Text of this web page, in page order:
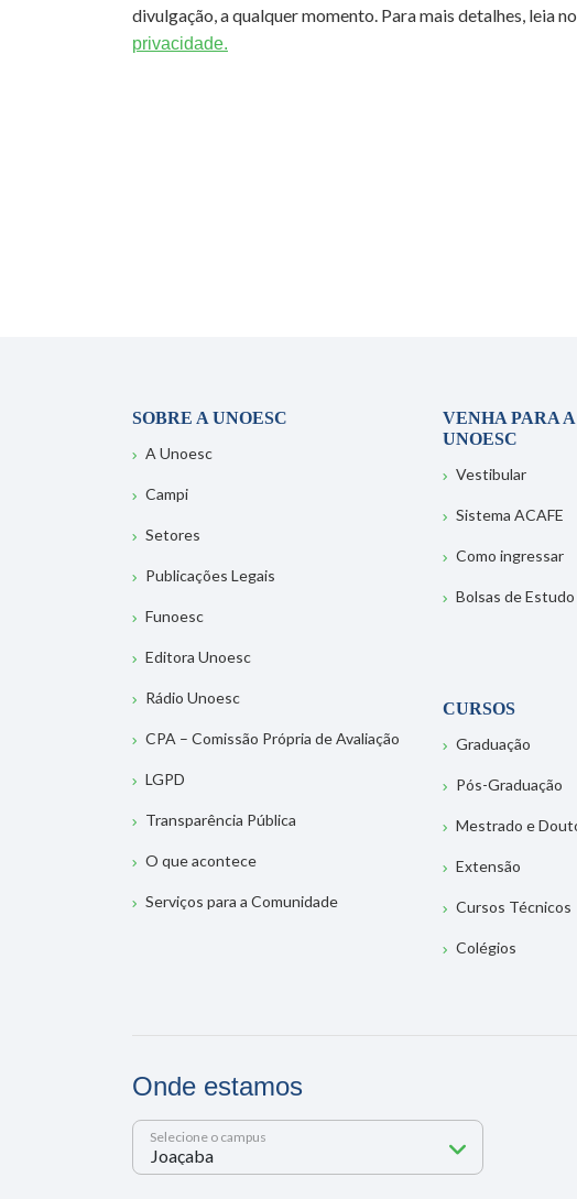
divulgação, a qualquer momento. Para mais detalhes, leia
privacidade.
SOBRE A UNOESC
A Unoesc
Campi
Setores
Publicações Legais
Funoesc
Editora Unoesc
Rádio Unoesc
CPA – Comissão Própria de Avaliação
LGPD
Transparência Pública
O que acontece
Serviços para a Comunidade
VENHA PARA A
UNOESC
Vestibular
Sistema ACAFE
Como ingressar
Bolsas de Estudo
CURSOS
Graduação
Pós-Graduação
Mestrado e
Extensão
Cursos Técnicos
Colégios
Onde estamos
Selecione o campus